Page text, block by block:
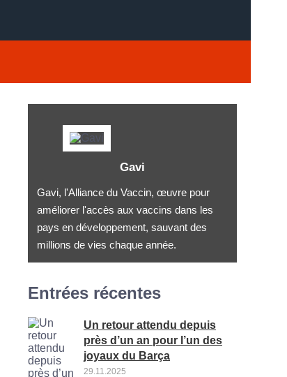
Gavi
Gavi, l'Alliance du Vaccin, œuvre pour
améliorer l'accès aux vaccins dans les
pays en développement, sauvant des
millions de vies chaque année.
Entrées récentes
Un retour attendu depuis
près d’un an pour l’un des
joyaux du Barça
29.11.2025